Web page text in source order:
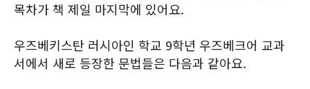
목차가 책 제일 마지막에 있어요.
우즈베키스탄 러시아인 학교 9학년 우즈베크어 교과
서에서 새로 등장한 문법들은 다음과 같아요.